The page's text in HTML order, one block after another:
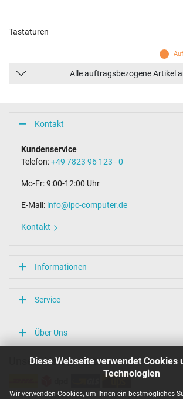
Diese Webseite verwendet Cookies
Technologien
Wir verwenden Cookies, um Ihnen ein bestmögliches
Tastaturen
Alle auftragsbezogene Artikel
Kontakt
Kundenservice
Telefon:+49 7823 96 123 - 0
Mo-Fr: 9:00-12:00 Uhr
E-Mail: info@ipc-computer.de
Kontakt
Informationen
Service
Über Uns
Unsere Versandarten